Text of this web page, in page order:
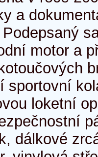
a
motor a
sportovní
loketní
dálkové